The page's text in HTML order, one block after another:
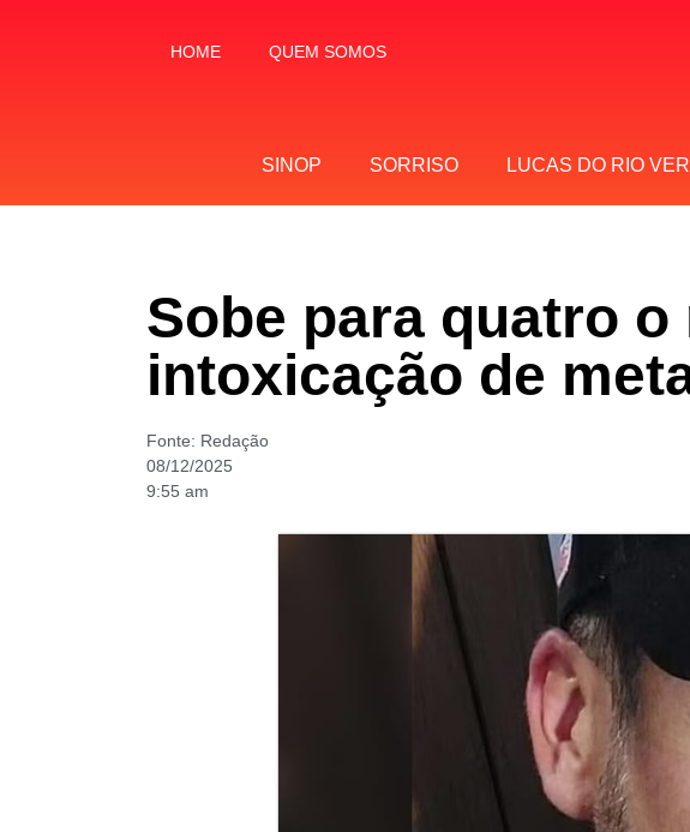
HOME QUEM SOMOS
SINOP SORRISO LUCAS DO RIO
Sobe para quatro
intoxicação de
Fonte: Redação
08/12/2025
9:55 am